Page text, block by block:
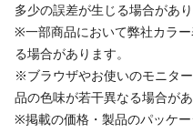
多少の誤差が生じる場合があり
※一部商品において弊社カラ
る場合があります。
※ブラウザやお使いのモニタ
品の色味が若干異なる場合があ
※掲載の価格・製品のパッケ